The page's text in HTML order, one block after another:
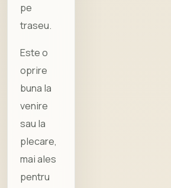
pe
traseu.
Este o
oprire
buna la
venire
sau la
plecare,
mai ales
pentru